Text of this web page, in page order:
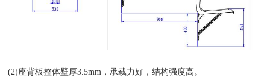
(2)座背板整体壁厚3.5mm，承载力好，结构强度高。